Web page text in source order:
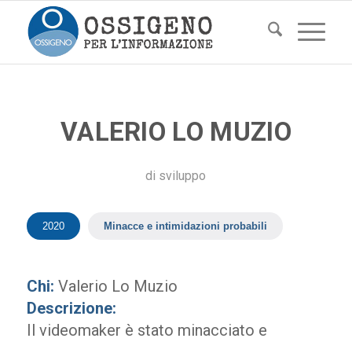
VALERIO LO MUZIO
di sviluppo
2020 Minacce e intimidazioni probabili
Chi: Valerio Lo Muzio
Descrizione:
Il videomaker è stato minacciato e